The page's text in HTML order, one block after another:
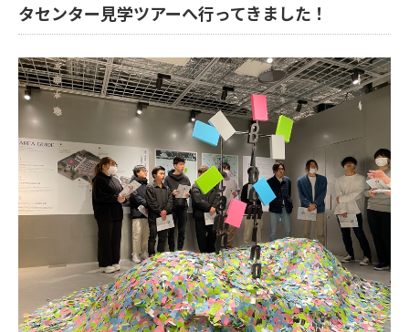
タセンター見学ツアーへ行ってきました！